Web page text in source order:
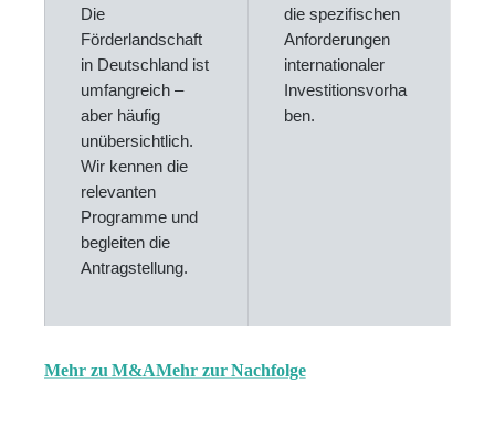
Die
Förderlandschaft
in Deutschland ist
umfangreich –
aber häufig
unübersichtlich.
Wir kennen die
relevanten
Programme und
begleiten die
Antragstellung.
die spezifischen
Anforderungen
internationaler
Investitionsvorha
ben.
Mehr zu M&AMehr zur Nachfolge